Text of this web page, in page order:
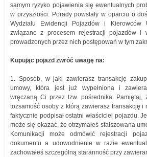
samym ryzyko pojawienia się ewentualnych
w przyszłości. Porady powstały w oparciu o
Wydziału Ewidencji Pojazdów i Kierowców
związane z procesem rejestracji pojazdów i
prowadzonych przez nich postępowań w tym
Kupując pojazd zwróć uwagę na:
1. Sposób, w jaki zawierasz transakcję
umowy, która jest już wypełniona i
wręczaną Ci przez tzw. pośrednika. Pamiętaj,
tożsamość osoby z którą zawierasz transakcję i
faktycznie podpisał ostatni właściciel pojazdu.
może się okazać, że otrzymałeś sfałszowana
Komunikacji może odmówić rejestracji
dokumentu a udowodnienie w razie
zachowałeś szczególną staranność przy